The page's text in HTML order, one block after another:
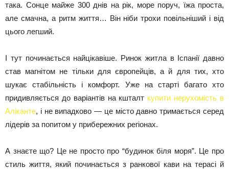
така. Сонце майже 300 днів на рік, море поруч, їжа проста,
але смачна, а ритм життя… Він ніби трохи повільніший і від
цього легший.
І тут починається найцікавіше. Ринок житла в Іспанії давно
став магнітом не тільки для європейців, а й для тих, хто
шукає стабільність і комфорт. Уже на старті багато хто
придивляється до варіантів на кшталт купити нерухомість в
Аліканте, і не випадково — це місто давно тримається серед
лідерів за попитом у прибережних регіонах.
А знаєте що? Це не просто про “будинок біля моря”. Це про
стиль життя, який починається з ранкової кави на терасі й